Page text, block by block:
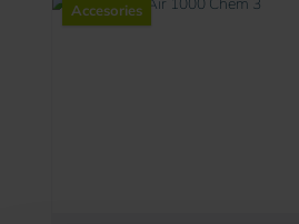
Accesories